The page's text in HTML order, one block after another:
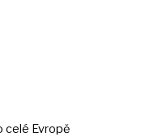
celé Evropě